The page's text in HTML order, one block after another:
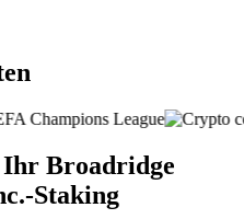
Broadridge
Staking